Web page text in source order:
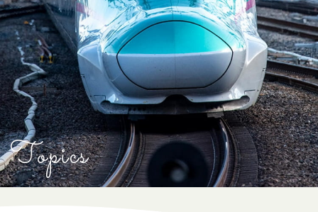
インテリア
シート
リフレッシュメント(軽いお食事)･お飲み物
GranClassを予約する
Topics